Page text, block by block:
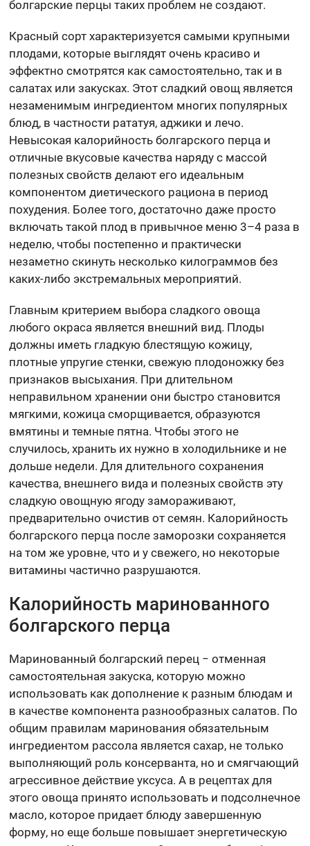
болгарские перцы таких проблем не создают.
Красный сорт характеризуется самыми крупными
плодами, которые выглядят очень красиво и
эффектно смотрятся как самостоятельно, так и в
салатах или закусках. Этот сладкий овощ является
незаменимым ингредиентом многих популярных
блюд, в частности рататуя, аджики и лечо.
Невысокая калорийность болгарского перца и
отличные вкусовые качества наряду с массой
полезных свойств делают его идеальным
компонентом диетического рациона в период
похудения. Более того, достаточно даже просто
включать такой плод в привычное меню 3–4 раза в
неделю, чтобы постепенно и практически
незаметно скинуть несколько килограммов без
каких-либо экстремальных мероприятий.
Главным критерием выбора сладкого овоща
любого окраса является внешний вид. Плоды
должны иметь гладкую блестящую кожицу,
плотные упругие стенки, свежую плодоножку без
признаков высыхания. При длительном
неправильном хранении они быстро становится
мягкими, кожица сморщивается, образуются
вмятины и темные пятна. Чтобы этого не
случилось, хранить их нужно в холодильнике и не
дольше недели. Для длительного сохранения
качества, внешнего вида и полезных свойств эту
сладкую овощную ягоду замораживают,
предварительно очистив от семян. Калорийность
болгарского перца после заморозки сохраняется
на том же уровне, что и у свежего, но некоторые
витамины частично разрушаются.
Калорийность маринованного
болгарского перца
Маринованный болгарский перец − отменная
самостоятельная закуска, которую можно
использовать как дополнение к разным блюдам и
в качестве компонента разнообразных салатов. По
общим правилам маринования обязательным
ингредиентом рассола является сахар, не только
выполняющий роль консерванта, но и смягчающий
агрессивное действие уксуса. А в рецептах для
этого овоща принято использовать и подсолнечное
масло, которое придает блюду завершенную
форму, но еще больше повышает энергетическую